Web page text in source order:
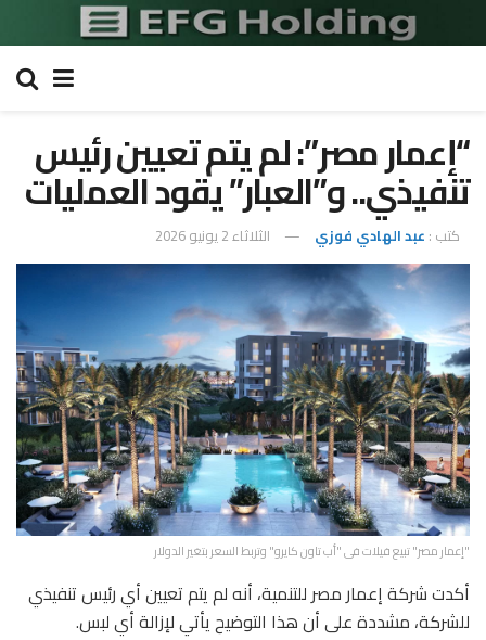
“إعمار مصر”: لم يتم تعيين رئيس
تنفيذي.. و”العبار” يقود العمليات
كتب : عبد الهادي فوزي الثلاثاء 2 يونيو 2026
"إعمار مصر" تبيع فيلات فى "أب تاون كايرو" وتربط السعر بتغير الدولار
​أكدت شركة إعمار مصر للتنمية، أنه لم يتم تعيين أي رئيس تنفيذي
للشركة، مشددة على أن هذا التوضيح يأتي لإزالة أي لبس.